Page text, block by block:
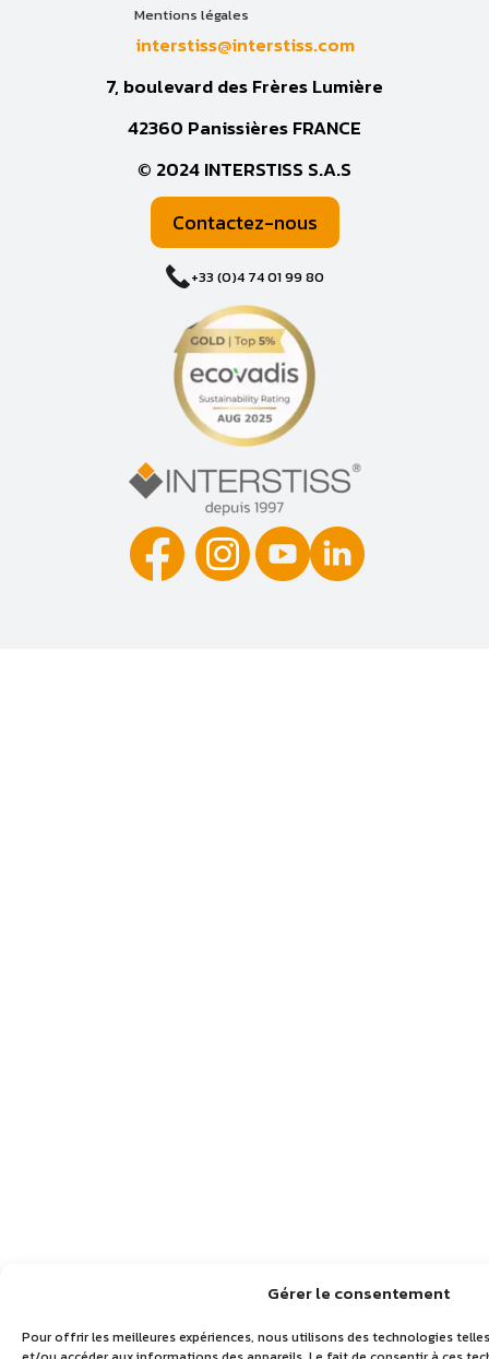
Gérer le consentement
Pour offrir les meilleures expériences, nous utilisons des technologies
Mentions légales
interstiss@interstiss.com
7, boulevard des Frères Lumière
42360 Panissières FRANCE
© 2024 INTERSTISS S.A.S
Contactez-nous
+33 (0)4 74 01 99 80